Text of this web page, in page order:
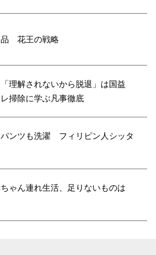
品 花王の戦略
理解されないから脱退」は国益
掃除に学ぶ凡事徹底
ンツも洗濯 フィリピン人シッタ
ゃん連れ生活、足りないものは